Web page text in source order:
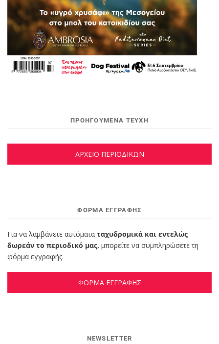
ΠΡΟΗΓΟΥΜΕΝΑ ΤΕΥΧΗ
ΑΡΧΕΙΟ ΠΕΡΙΟΔΙΚΩΝ
ΦΌΡΜΑ ΕΓΓΡΑΦΉΣ
Για να λαμβάνετε αυτόματα ταχυδρομικά και εντελώς
δωρεάν το περιοδικό μας, μπορείτε να συμπληρώσετε τη
φόρμα εγγραφής.
ΦΟΡΜΑ ΕΓΓΡΑΦΗΣ
NEWSLETTER